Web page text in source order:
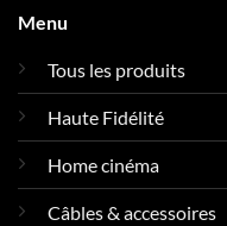
Menu
Tous les produits
Haute Fidélité
Home cinéma
Câbles & accessoires